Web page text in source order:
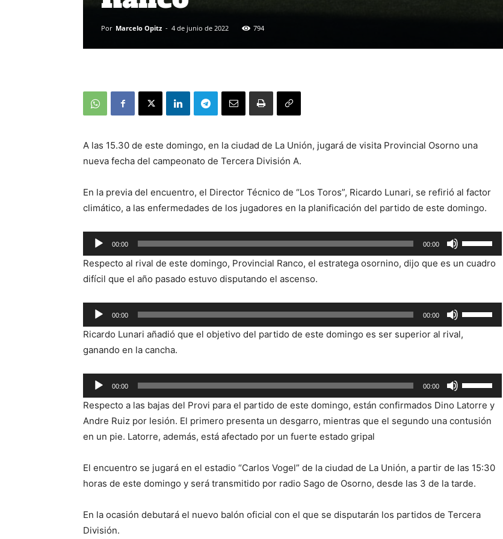
Por Marcelo Opitz - 4 de junio de 2022 794
A las 15.30 de este domingo, en la ciudad de La Unión, jugará de visita Provincial Osorno una
nueva fecha del campeonato de Tercera División A.
En la previa del encuentro, el Director Técnico de “Los Toros”, Ricardo Lunari, se refirió al factor
climático, a las enfermedades de los jugadores en la planificación del partido de este domingo.
Reproductor
de
audio
00:00 00:00
las
teclas
flecha
arriba/abajo
volumen.
Respecto al rival de este domingo, Provincial Ranco, el estratega osornino, dijo que es un cuadro
difícil que el año pasado estuvo disputando el ascenso.
Reproductor
de
audio
00:00 00:00
las
teclas
flecha
arriba/abajo
para
aumentar
el
volumen.
Ricardo Lunari añadió que el objetivo del partido de este domingo es ser superior al rival,
ganando en la cancha.
Reproductor
de
audio
00:00 00:00
las
teclas
de
para
aumentar
disminuir
Respecto a las bajas del Provi para el partido de este domingo, están confirmados Dino Latorre y
Andre Ruiz por lesión. El primero presenta un desgarro, mientras que el segundo una contusión
en un pie. Latorre, además, está afectado por un fuerte estado gripal
El encuentro se jugará en el estadio “Carlos Vogel” de la ciudad de La Unión, a partir de las 15:30
horas de este domingo y será transmitido por radio Sago de Osorno, desde las 3 de la tarde.
En la ocasión debutará el nuevo balón oficial con el que se disputarán los partidos de Tercera
División.